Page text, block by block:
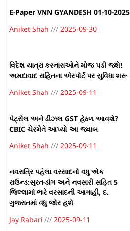
E-Paper VNN GYANDESH 01-10-2025
Aniket Shah
2025-09-30
વિદેશ યાત્રા કરનારાઓને મોજ પડી જશે!
અમદાવાદ સહિતના એરપોર્ટ પર સુવિધા શરૂ
Aniket Shah
2025-09-11
પેટ્રોલ અને ડીઝલ GST હેઠળ આવશે?
CBIC ચેરમેને આપ્યો આ જવાબ
Aniket Shah
2025-09-11
નવરાત્રિ પહેલા વરસાદનો વધુ એક
રાઉન્ડ:સુરત-ડાંગ અને નવસારી સહિત 5
જિલ્લામાં ભારે વરસાદની આગાહી, દ.
ગુજરાતમાં વધુ જોર હશે
Jay Rabari
2025-09-11